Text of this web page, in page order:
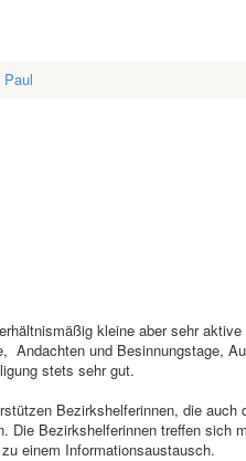
kleine aber sehr
und Besinnungstage,
stets sehr gut.
Bezirkshelferinnen, die auch
Die Bezirkshelferinnen treffen sich
einem Informationsaustausch.